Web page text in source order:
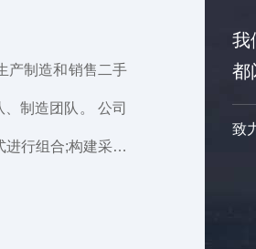
我
都
致
产制造和销售二手
制造团队。 公司
行组合;构建采用
环保节能、快捷**